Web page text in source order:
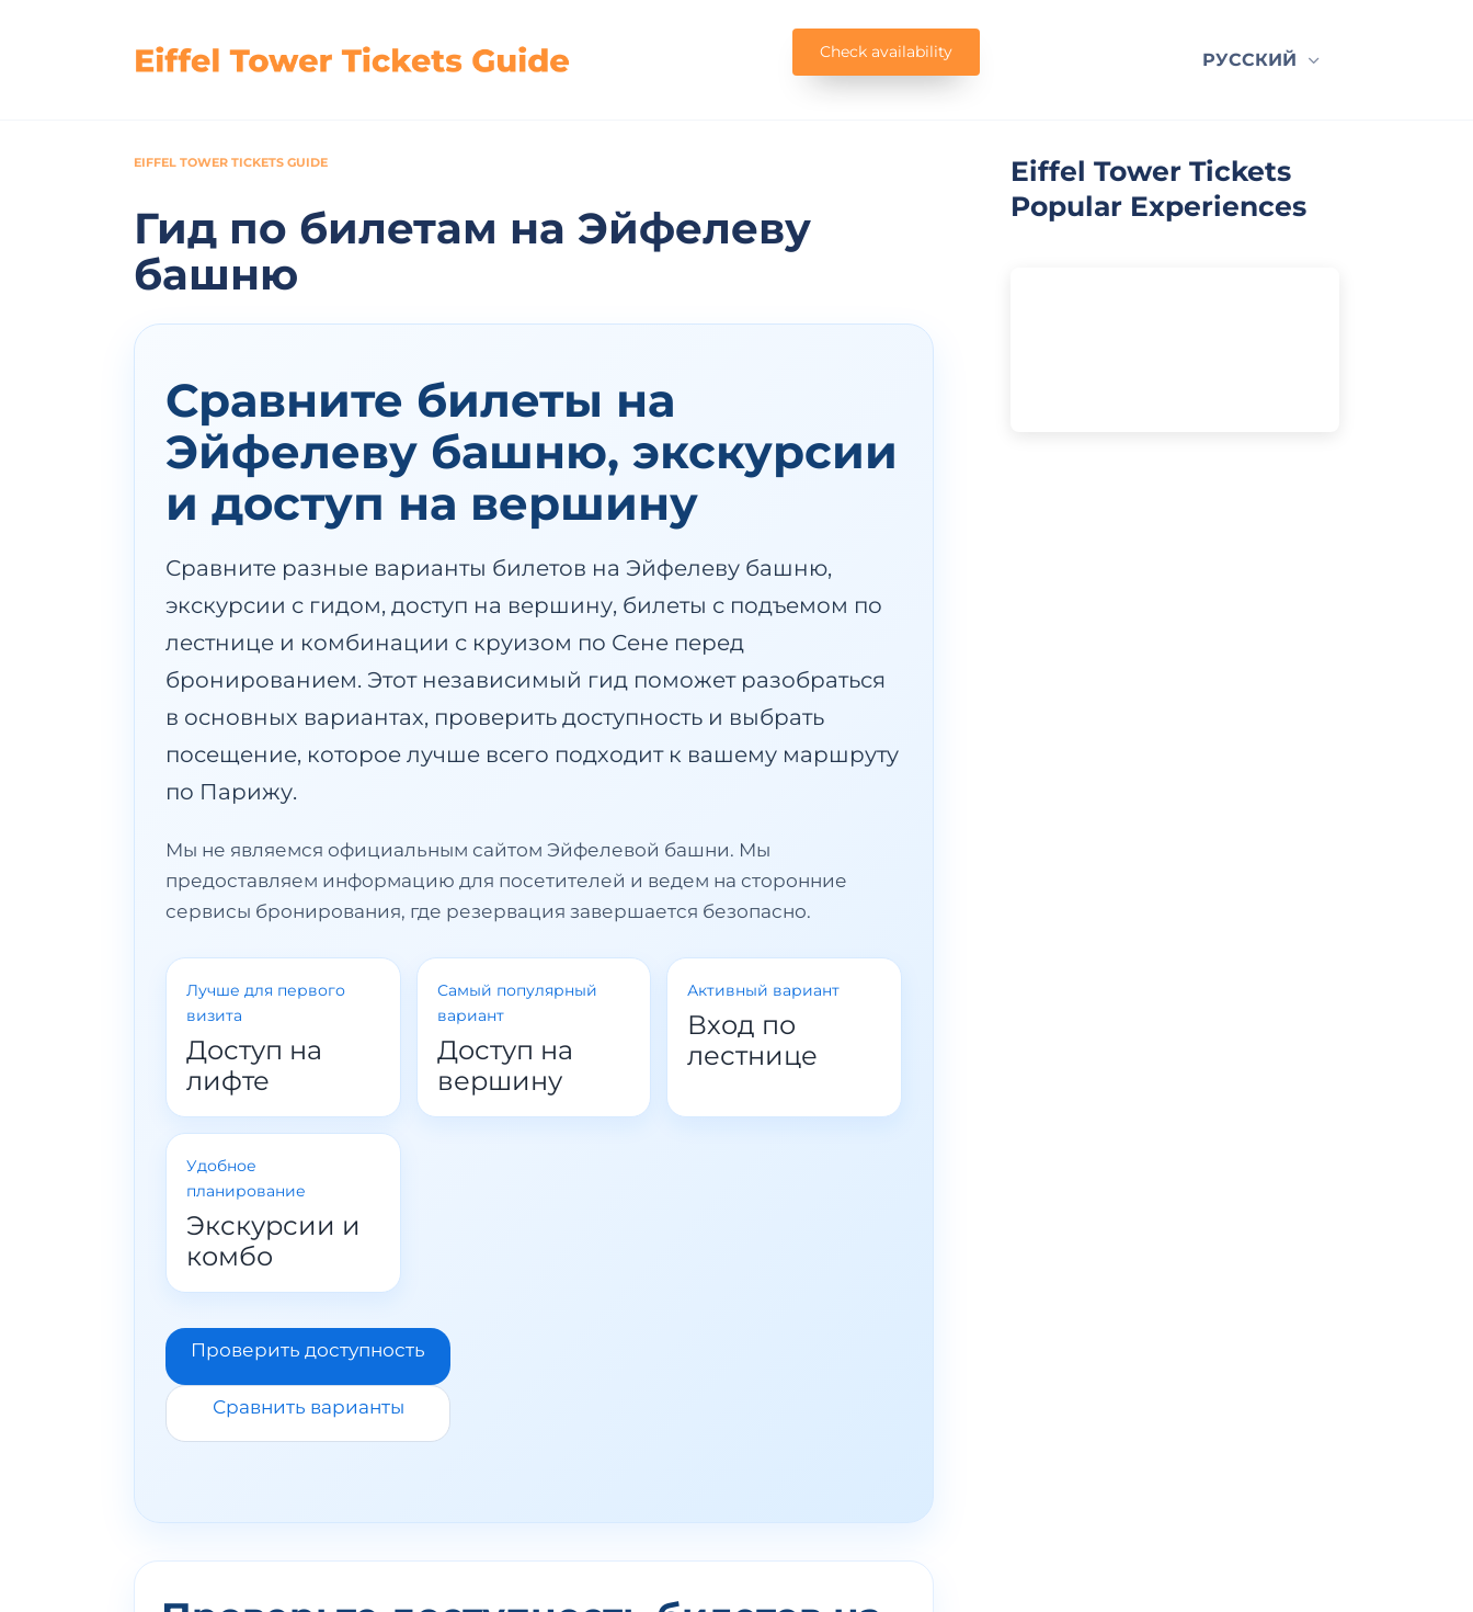
Check availability РУССКИЙ
EIFFEL TOWER TICKETS GUIDE
Гид по билетам на Эйфелеву
башню
Сравните билеты на
Эйфелеву башню, экскурсии
и доступ на вершину
Сравните разные варианты билетов на Эйфелеву башню,
экскурсии с гидом, доступ на вершину, билеты с подъемом по
лестнице и комбинации с круизом по Сене перед
бронированием. Этот независимый гид поможет разобраться
в основных вариантах, проверить доступность и выбрать
посещение, которое лучше всего подходит к вашему маршруту
по Парижу.
Мы не являемся официальным сайтом Эйфелевой башни. Мы
предоставляем информацию для посетителей и ведем на сторонние
сервисы бронирования, где резервация завершается безопасно.
Лучше для первого
визита
Доступ на
лифте
Самый популярный
вариант
Доступ на
вершину
Активный вариант
Вход по
лестнице
Удобное
планирование
Экскурсии и
комбо
Проверить доступность
Сравнить варианты
Eiffel Tower Tickets
Popular Experiences